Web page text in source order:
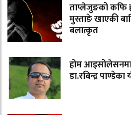
ताप्लेजुङको कफि
मुस्ताङे खाएकी
बलात्कृत
होम आइसोलेसनमा
डा.रबिन्द्र